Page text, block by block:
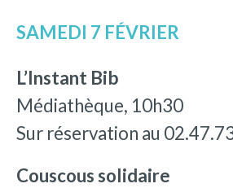
SAMEDI 7 FÉVRIER
L’Instant Bib
Médiathèque, 10h30
Sur réservation au
Couscous solidaire